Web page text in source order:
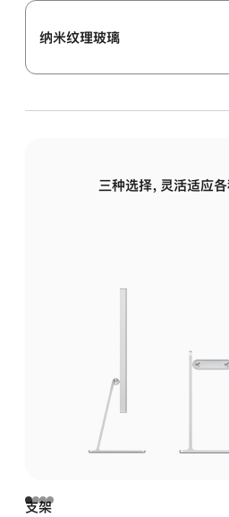
纳米纹理玻璃
三种选择，灵活适应各
支架